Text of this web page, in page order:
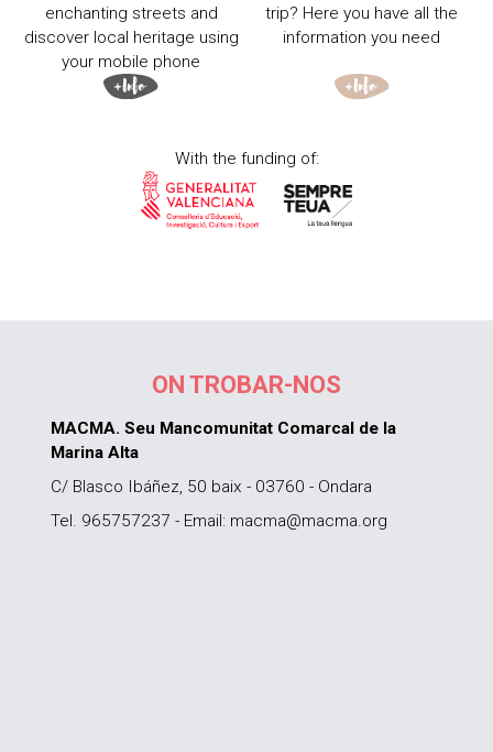
enchanting streets and
discover local heritage using
your mobile phone
trip? Here you have all the
information you need
With the funding of:
ON TROBAR-NOS
MACMA. Seu Mancomunitat Comarcal de la
Marina Alta
C/ Blasco Ibáñez, 50 baix - 03760 - Ondara
Tel. 965757237 - Email: macma@macma.org